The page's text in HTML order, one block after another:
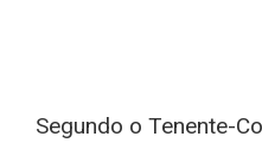
Segundo o Tenente-